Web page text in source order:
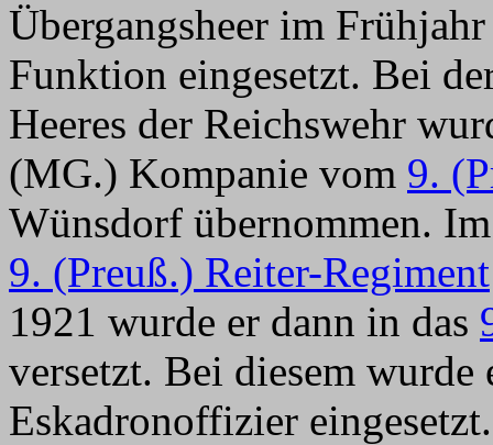
Übergangsheer im
Funktion eingesetzt. Bei
Heeres der Reichswehr
(MG.) Kompanie vom 9.
Wünsdorf übernommen.
9. (Preuß.) Reiter-Regiment
1921 wurde er dann in das
versetzt. Bei diesem wurde
Eskadronoffizier